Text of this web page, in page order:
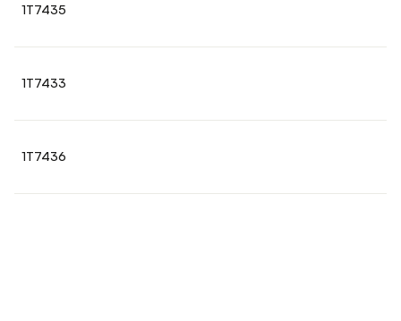
1T7435
1T7433
1T7436